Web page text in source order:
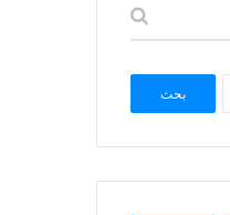
عن: